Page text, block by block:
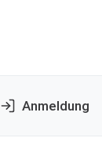
Anmeldung